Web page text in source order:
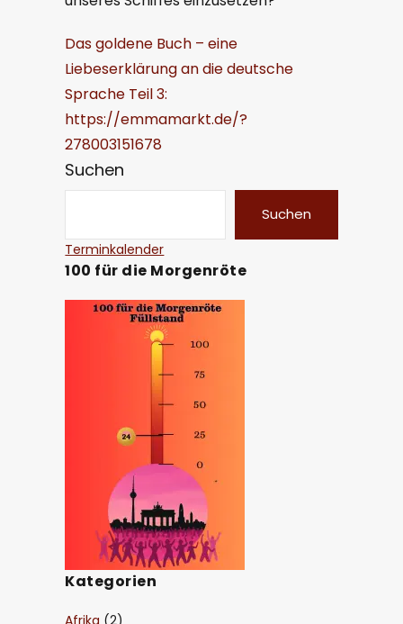
Das goldene Buch – eine
Liebeserklärung an die deutsche
Sprache Teil 3:
https://emmamarkt.de/?
278003151678
Suchen
Suchen
Terminkalender
100 für die Morgenröte
Kategorien